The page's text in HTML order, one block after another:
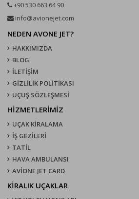
+90 530 663 64 90
info@avionejet.com
NEDEN AVONE JET?
HAKKIMIZDA
BLOG
İLETİŞİM
GİZLİLİK POLİTİKASI
UÇUŞ SÖZLEŞMESI
HİZMETLERİMİZ
UÇAK KIRALAMA
İŞ GEZİLERİ
TATİL
HAVA AMBULANSI
AVİONE JET CARD
KIRALIK UÇAKLAR